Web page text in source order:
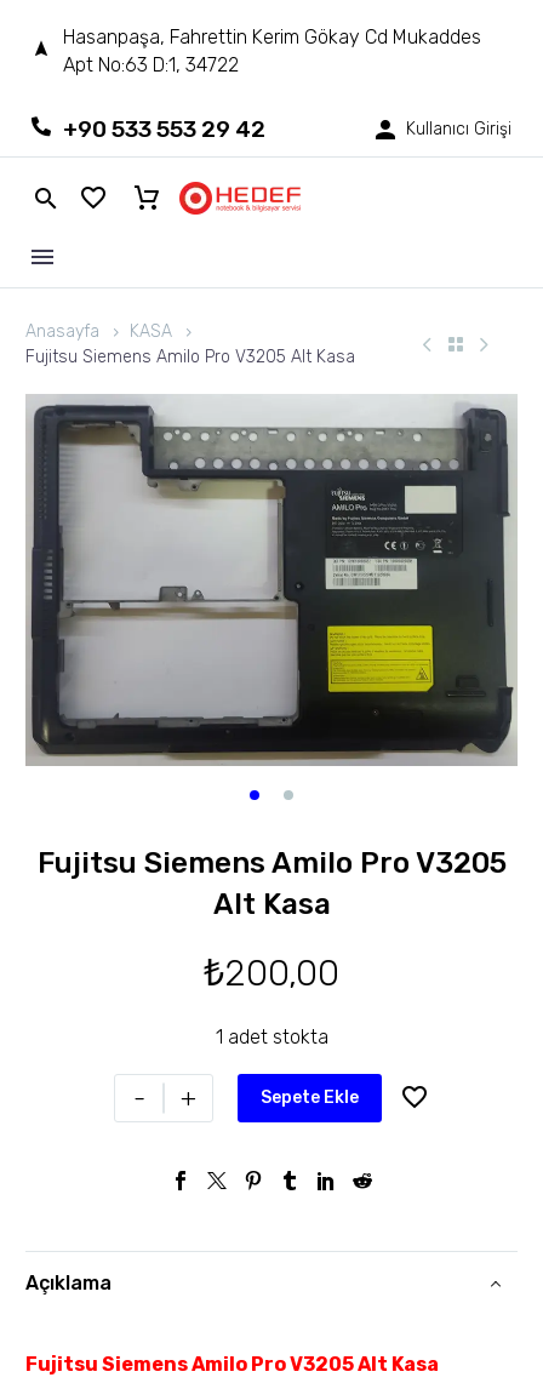
Hasanpaşa, Fahrettin Kerim Gökay Cd Mukaddes
Apt No:63 D:1, 34722
+90 533 553 29 42 Kullanıcı Girişi
Anasayfa
KASA
Fujitsu Siemens Amilo Pro V3205 Alt Kasa
Fujitsu Siemens Amilo Pro V3205
Alt Kasa
₺200,00
1 adet stokta
- + Sepete Ekle
Açıklama
Fujitsu Siemens Amilo Pro V3205 Alt Kasa